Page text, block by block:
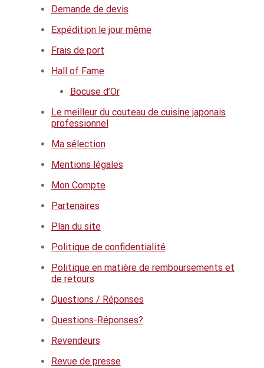
Hall of Fame
Ma sélection
Mentions légales
Mon Compte
Plan du site
Politique de confidentialité
Questions / Réponses
Revendeurs
Revue de presse
Demande de devis
Expédition le jour même
Frais de port
Hall of Fame
Bocuse d’Or
Le meilleur du couteau de cuisine japonais
professionnel
Ma sélection
Mentions légales
Mon Compte
Partenaires
Plan du site
Politique de confidentialité
Politique en matière de remboursements et
de retours
Questions / Réponses
Questions-Réponses?
Revendeurs
Revue de presse